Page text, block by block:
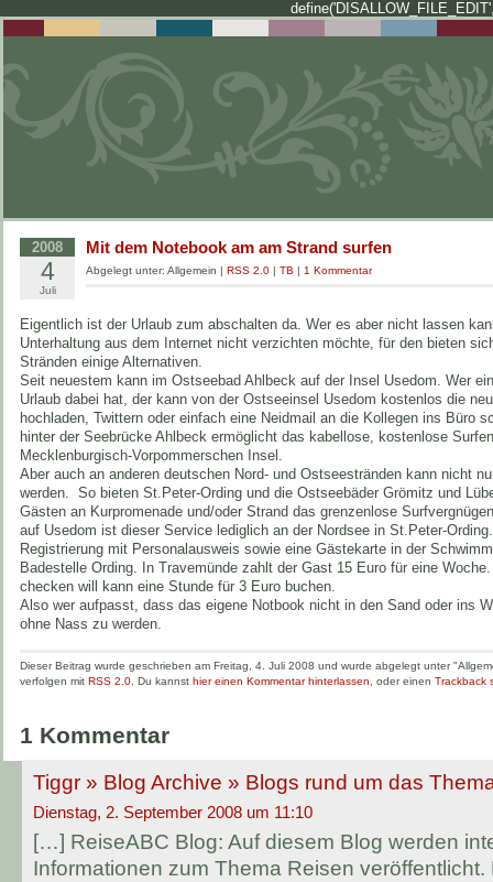
2008
4
Juli
Mit dem Notebook am am Strand surfen
Abgelegt unter: Allgemein | RSS 2.0 | TB | 1 Kommentar
Eigentlich ist der Urlaub zum abschalten da. Wer es aber nicht lassen
Unterhaltung aus dem Internet nicht verzichten möchte, für den bieten
Stränden einige Alternativen.
Seit neuestem kann im Ostseebad Ahlbeck auf der Insel Usedom. Wer
Urlaub dabei hat, der kann von der Ostseeinsel Usedom kostenlos die
hochladen, Twittern oder einfach eine Neidmail an die Kollegen ins Büro
hinter der Seebrücke Ahlbeck ermöglicht das kabellose, kostenlose
Mecklenburgisch-Vorpommerschen Insel.
Aber auch an anderen deutschen Nord- und Ostseestränden kann nicht
werden. So bieten St.Peter-Ording und die Ostseebäder Grömitz und
Gästen an Kurpromenade und/oder Strand das grenzenlose
auf Usedom ist dieser Service lediglich an der Nordsee in St.Peter-
Registrierung mit Personalausweis sowie eine Gästekarte in der
Badestelle Ording. In Travemünde zahlt der Gast 15 Euro für eine
checken will kann eine Stunde für 3 Euro buchen.
Also wer aufpasst, dass das eigene Notbook nicht in den Sand oder ins
ohne Nass zu werden.
Dieser Beitrag wurde geschrieben am Freitag, 4. Juli 2008 und wurde abgelegt unter
verfolgen mit RSS 2.0 . Du kannst hier einen Kommentar hinterlassen , oder einen Trackback
1 Kommentar
Tiggr » Blog Archive » Blogs rund um das
Dienstag, 2. September 2008 um 11:10
[…] ReiseABC Blog: Auf diesem Blog werden
Informationen zum Thema Reisen veröffentlicht.